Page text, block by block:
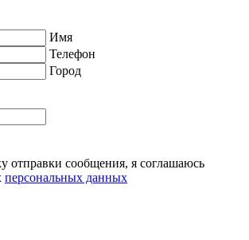
Имя
Телефон
Город
отправки сообщения, я соглашаюсь
персональных данных